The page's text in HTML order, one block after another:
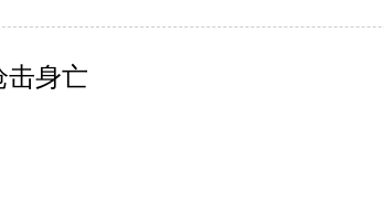
击身亡